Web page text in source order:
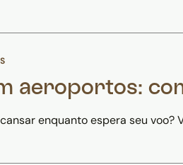
aeroportos:
enquanto espera seu